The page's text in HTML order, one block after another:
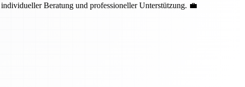
Beratung und professioneller Unterstützung. 💼